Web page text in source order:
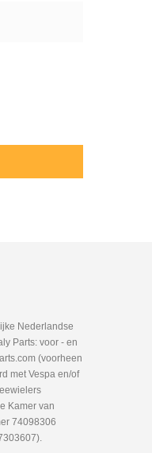
Nederlandse
Parts: voor - en
(voorheen
met Vespa en/of
Kamer van
74098306